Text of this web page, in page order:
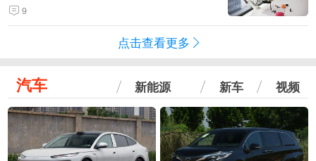
9
点击查看更多
汽车 新能源 新车 视频